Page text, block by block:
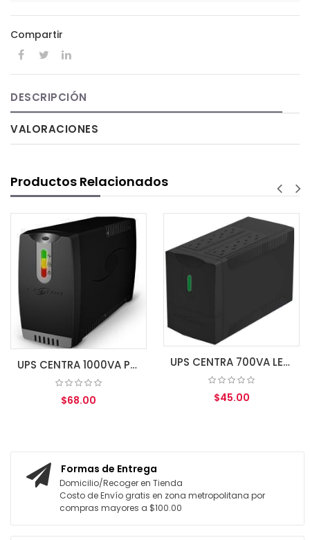
Compartir
DESCRIPCIÓN
VALORACIONES
Productos Relacionados
UPS CENTRA 1000VA PLUS LED CP1000 UPS CENTRA 700VA LED 8 CONTACTOS
Formas de Entrega
Domicilio/Recoger en Tienda
Costo de Envío gratis en zona metropolitana por
compras mayores a $100.00